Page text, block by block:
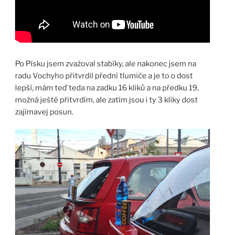
Po Písku jsem zvažoval stabíky, ale nakonec jsem na
radu Vochyho přitvrdil přední tlumiče a je to o dost
lepší, mám teď teda na zadku 16 kliků a na předku 19,
možná ještě přitvrdím, ale zatím jsou i ty 3 kliky dost
zajímavej posun.